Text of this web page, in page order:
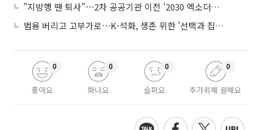
"지방행 땐 퇴사"⋯2차 공공기관 이전 '2030 엑소더스' 뇌관
범용 버리고 고부가로⋯K-석화, 생존 위한 '선택과 집중'
좋아요
0
화나요
0
슬퍼요
0
추가취재 원해요
0